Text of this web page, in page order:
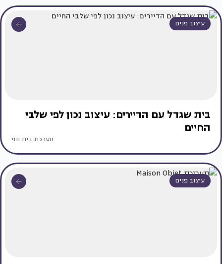
עיצוב פנים
בית שגדל עם הדיירים: עיצוב נכון לפי שלבי
החיים
מערכת בית ונוי
עיצוב פנים